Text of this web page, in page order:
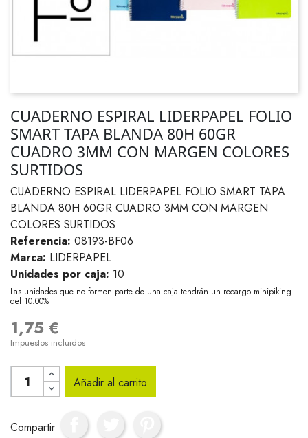
CUADERNO ESPIRAL LIDERPAPEL FOLIO
SMART TAPA BLANDA 80H 60GR
CUADRO 3MM CON MARGEN COLORES
SURTIDOS
CUADERNO ESPIRAL LIDERPAPEL FOLIO SMART TAPA
BLANDA 80H 60GR CUADRO 3MM CON MARGEN
COLORES SURTIDOS
Referencia: 08193-BF06
Marca: LIDERPAPEL
Unidades por caja: 10
Las unidades que no formen parte de una caja tendrán un recargo minipiking
del 10.00%
1,75 €
Impuestos incluidos
Añadir al carrito
Compartir